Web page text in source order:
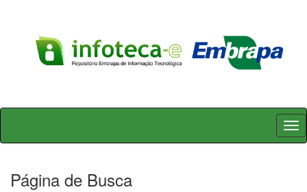
Skip
Página de Busca